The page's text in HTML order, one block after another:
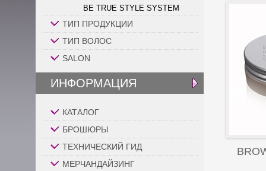
BE TRUE STYLE SYSTEM
ТИП ПРОДУКЦИИ
ТИП ВОЛОС
SALON
ИНФОРМАЦИЯ
КАТАЛОГ
БРОШЮРЫ
ТЕХНИЧЕСКИЙ ГИД
МЕРЧАНДАЙЗИНГ